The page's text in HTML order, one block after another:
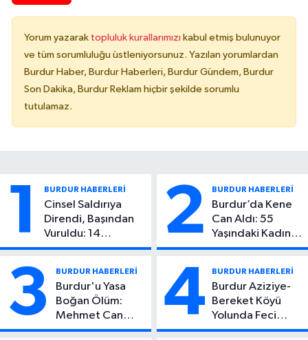
Yorum yazarak topluluk kurallarımızı kabul etmiş bulunuyor
ve tüm sorumluluğu üstleniyorsunuz. Yazılan yorumlardan
Burdur Haber, Burdur Haberleri, Burdur Gündem, Burdur
Son Dakika, Burdur Reklam hiçbir şekilde sorumlu
tutulamaz.
1 BURDUR HABERLERİ
Cinsel Saldırıya
Direndi, Başından
Vuruldu: 14
Yaşındaki Çocuktan
2 BURDUR HABERLERİ
Burdur’da Kene
Can Aldı: 55
Yaşındaki Kadın
Hayatını Kaybetti
3 BURDUR HABERLERİ
Burdur'u Yasa
Boğan Ölüm:
Mehmet Can
Atıcı Genç Yaşta
4 BURDUR HABERLERİ
Burdur Aziziye-
Bereket Köyü
Yolunda Feci
Kaza: 1 Ölü, 2